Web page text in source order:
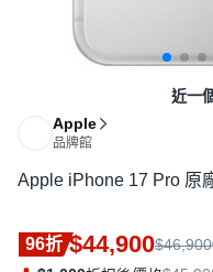
近一
Apple
品牌館
Apple iPhone 17 Pro 原
96折 $44,900$46,900